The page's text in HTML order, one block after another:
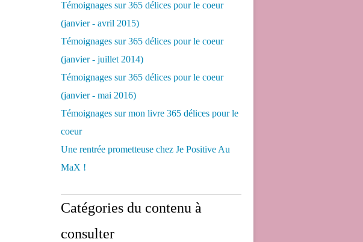
Témoignages sur 365 délices pour le coeur
(janvier - avril 2015)
Témoignages sur 365 délices pour le coeur
(janvier - juillet 2014)
Témoignages sur 365 délices pour le coeur
(janvier - mai 2016)
Témoignages sur mon livre 365 délices pour le
coeur
Une rentrée prometteuse chez Je Positive Au
MaX !
Catégories du contenu à
consulter